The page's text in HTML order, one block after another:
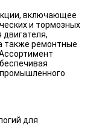
включающее
и тормозных
также ремонтные
для